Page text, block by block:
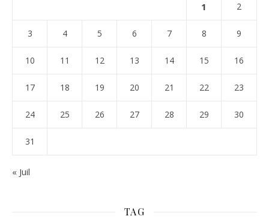
1 2
3 4 5 6 7 8 9
10 11 12 13 14 15 16
17 18 19 20 21 22 23
24 25 26 27 28 29 30
31
« Juil
TAG